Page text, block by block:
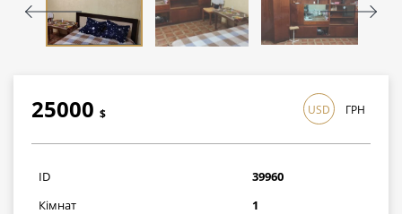
25000 $
725000грн
USD ГРН
ID
39960
Кімнат
1